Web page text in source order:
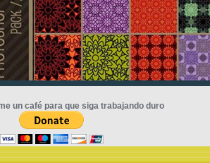
un café para que siga trabajando duro